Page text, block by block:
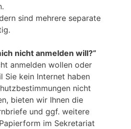
sind mehrere separate
nicht anmelden will?“
anmelden wollen oder
Sie kein Internet haben
nicht
bieten wir Ihnen die
und ggf. weitere
im Sekretariat